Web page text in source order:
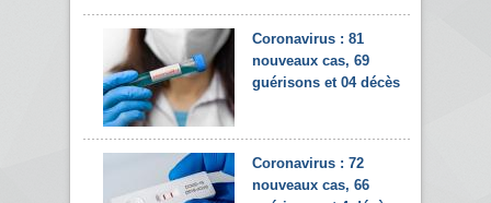
Coronavirus : 81
nouveaux cas, 69
guérisons et 04 décès
Coronavirus : 72
nouveaux cas, 66